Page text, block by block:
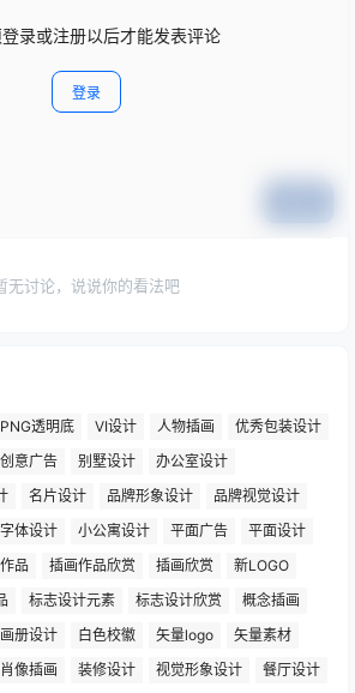
录或注册以后才能发表评论
登录
无讨论，说说你的看法吧
PNG透明底 VI设计 人物插画
优秀包装设计
创意广告 别墅设计
办公室设计
名片设计 品牌形象设计
品牌视觉设计
字体设计 小公寓设计 平面广告
平面设计
品 插画作品欣赏 插画欣赏
新LOGO
标志设计元素 标志设计欣赏
概念插画
画册设计 白色校徽 矢量logo
矢量素材
肖像插画 装修设计 视觉形象设计 餐厅设计